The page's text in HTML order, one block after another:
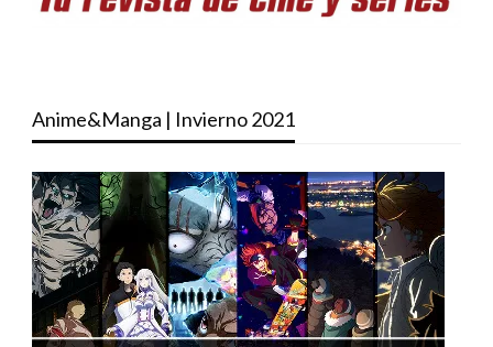
Anime&Manga | Invierno 2021